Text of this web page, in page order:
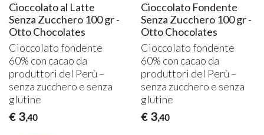
Cioccolato al Latte
Senza Zucchero 100 gr -
Otto Chocolates
Cioccolato fondente
60% con cacao da
produttori del Perù –
senza zucchero e senza
glutine
€ 3,40
Cioccolato Fondente
Senza Zucchero 100 gr -
Otto Chocolates
Cioccolato fondente
60% con cacao da
produttori del Perù –
senza zucchero e senza
glutine
€ 3,40